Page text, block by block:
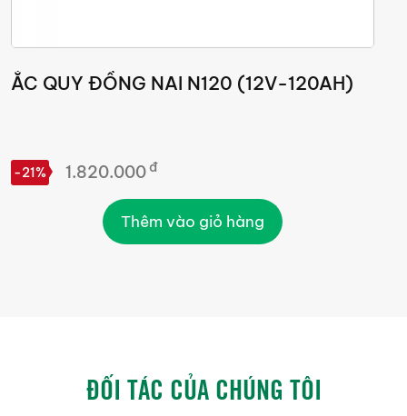
ẮC QUY ĐỒNG NAI N120 (12V-120AH)
-21% 1.820.000 đ
Thêm vào giỏ hàng
ĐỐI TÁC CỦA CHÚNG TÔI